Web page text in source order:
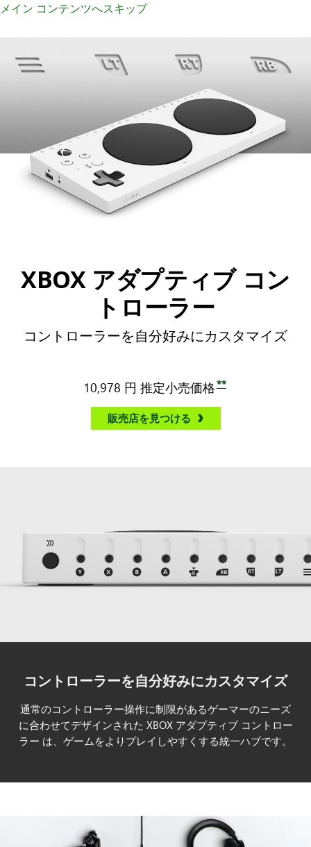
メイン コンテンツへスキップ
XBOX アダプティブ コン
トローラー
コントローラーを自分好みにカスタマイズ
10,978 円 推定小売価格**
販売店を見つける
コントローラーを自分好みにカスタマイズ
通常のコントローラー操作に制限があるゲーマーのニーズ
に合わせてデザインされた XBOX アダプティブ コントロー
ラー は、ゲームをよりプレイしやすくする統一ハブです。